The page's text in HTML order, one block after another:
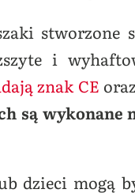
stworzone
i
znak CE
są wykonane
dzieci mogą